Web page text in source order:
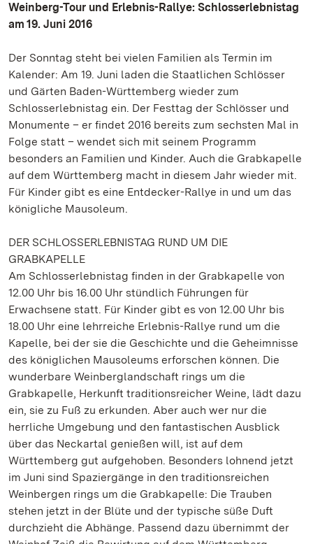
Weinberg-Tour und Erlebnis-Rallye: Schlosserlebnistag
am 19. Juni 2016
Der Sonntag steht bei vielen Familien als Termin im
Kalender: Am 19. Juni laden die Staatlichen Schlösser
und Gärten Baden-Württemberg wieder zum
Schlosserlebnistag ein. Der Festtag der Schlösser und
Monumente – er findet 2016 bereits zum sechsten Mal in
Folge statt – wendet sich mit seinem Programm
besonders an Familien und Kinder. Auch die Grabkapelle
auf dem Württemberg macht in diesem Jahr wieder mit.
Für Kinder gibt es eine Entdecker-Rallye in und um das
königliche Mausoleum.
DER SCHLOSSERLEBNISTAG RUND UM DIE
GRABKAPELLE
Am Schlosserlebnistag finden in der Grabkapelle von
12.00 Uhr bis 16.00 Uhr stündlich Führungen für
Erwachsene statt. Für Kinder gibt es von 12.00 Uhr bis
18.00 Uhr eine lehrreiche Erlebnis-Rallye rund um die
Kapelle, bei der sie die Geschichte und die Geheimnisse
des königlichen Mausoleums erforschen können. Die
wunderbare Weinberglandschaft rings um die
Grabkapelle, Herkunft traditionsreicher Weine, lädt dazu
ein, sie zu Fuß zu erkunden. Aber auch wer nur die
herrliche Umgebung und den fantastischen Ausblick
über das Neckartal genießen will, ist auf dem
Württemberg gut aufgehoben. Besonders lohnend jetzt
im Juni sind Spaziergänge in den traditionsreichen
Weinbergen rings um die Grabkapelle: Die Trauben
stehen jetzt in der Blüte und der typische süße Duft
durchzieht die Abhänge. Passend dazu übernimmt der